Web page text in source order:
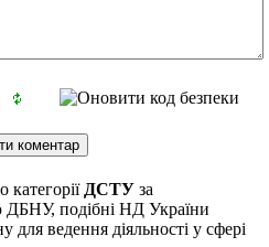
категорії ДСТУ за
ДБНУ, подібні НД України
для ведення діяльності у сфері